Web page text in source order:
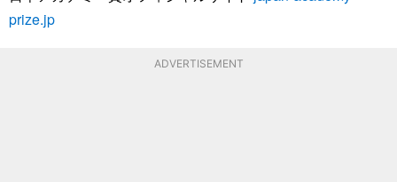
prize.jp
ADVERTISEMENT